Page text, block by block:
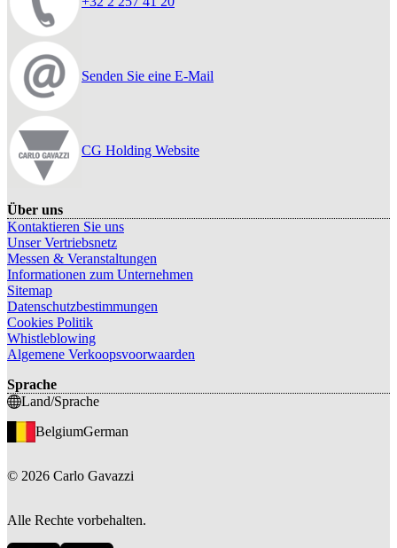
Senden Sie eine E-Mail
CG Holding Website
Über uns
Kontaktieren Sie uns
Unser Vertriebsnetz
Messen & Veranstaltungen
Informationen zum Unternehmen
Sitemap
Datenschutzbestimmungen
Cookies Politik
Whistleblowing
Algemene Verkoopsvoorwaarden
Sprache
Land/Sprache
BelgiumGerman
© 2026 Carlo Gavazzi
Alle Rechte vorbehalten.